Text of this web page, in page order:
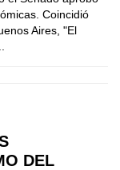
Coincidió
Aires, "El
DEL